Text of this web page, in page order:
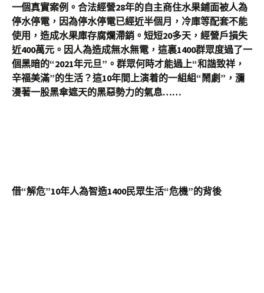
一個真實案例。合法經營28年的自主商住水果鋪面被人為
停水停電，因為停水停電已經近半個月，冷庫等配套不能
使用，造成水果庫存腐爛滯銷。短短20多天，經營戶損失
近400萬元。因人為造成無水無電，這裏1400群眾度過了一
個黑暗的“2021年元旦”。群眾何時才能過上“和諧致祥，
辛福美滿”的生活？這10年間上演着的一組組“鬧劇”，瀰
漫著一股黑傘遮天的黑惡勢力的氣息……
借“解危”10年人為智造1400民眾生活“危機”的背後